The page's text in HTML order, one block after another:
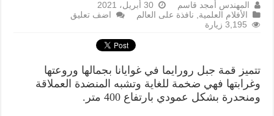
المهندس أمجد قاسم
30 أبريل، 2021
الأفلام العلمية, نافذة على العالم
اضف تعليق
3,195 زيارة
تتميز قمة جبل رورايما في غوايانا بجمالها وروعتها
وغرابتها فهي ضخمة للغاية وتشبه المنضدة العملاقة
ومنحدرة بشكل عمودي بارتفاع 400 متر.